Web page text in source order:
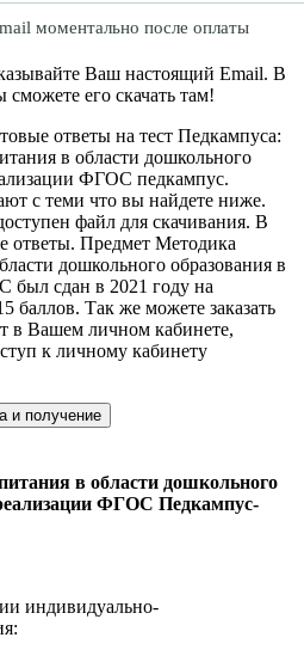
моментально после оплаты
Ваш настоящий Email. В
сможете его скачать там!
ответы на тест Педкампуса:
в области дошкольного
ФГОС педкампус.
с теми что вы найдете ниже.
файл для скачивания. В
ответы. Предмет Методика
дошкольного образования в
был сдан в 2021 году на
баллов. Так же можете заказать
в Вашем личном кабинете,
к личному кабинету
и получение
в области дошкольного
ФГОС Педкампус-
индивидуально-